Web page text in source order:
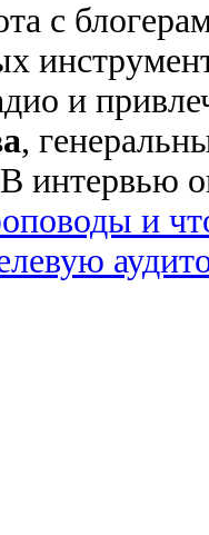
с
и
,
интервью
и